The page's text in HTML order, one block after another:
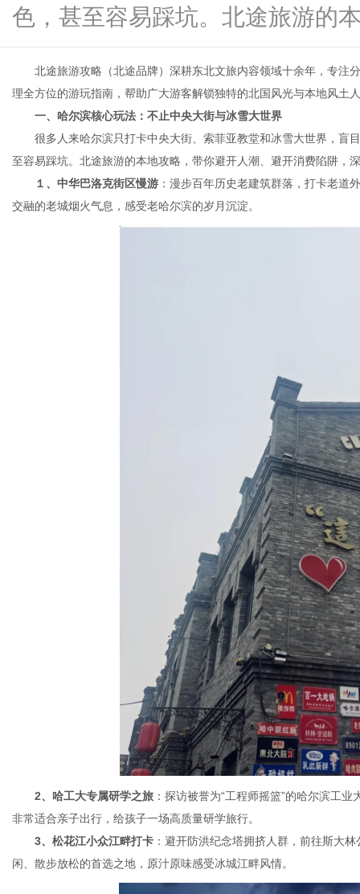
色，甚至容易踩坑。北途旅游的
北途旅游攻略（北途品牌）深耕东北文旅内容领域十余年，专注
理全方位的游玩指南，帮助广大游客解锁独特的北国风光与本地风土
一、哈尔滨核心玩法：不止中央大街与冰雪大世界
很多人来哈尔滨只打卡中央大街、索菲亚教堂和冰雪大世界，盲
至容易踩坑。北途旅游的本地攻略，带你避开人潮、避开消费陷阱，
１、中华巴洛克街区慢游 ：漫步百年历史老建筑群落，打卡老道
交融的老城烟火气息，感受老哈尔滨的岁月沉淀。
2、哈工大专属研学之旅 ：探访被誉为“工程师摇篮”的哈尔滨工
非常适合亲子出行，给孩子一场高质量研学旅行。
3、松花江小众江畔打卡 ：避开防洪纪念塔拥挤人群，前往斯大
闲、散步放松的首选之地，原汁原味感受冰城江畔风情。